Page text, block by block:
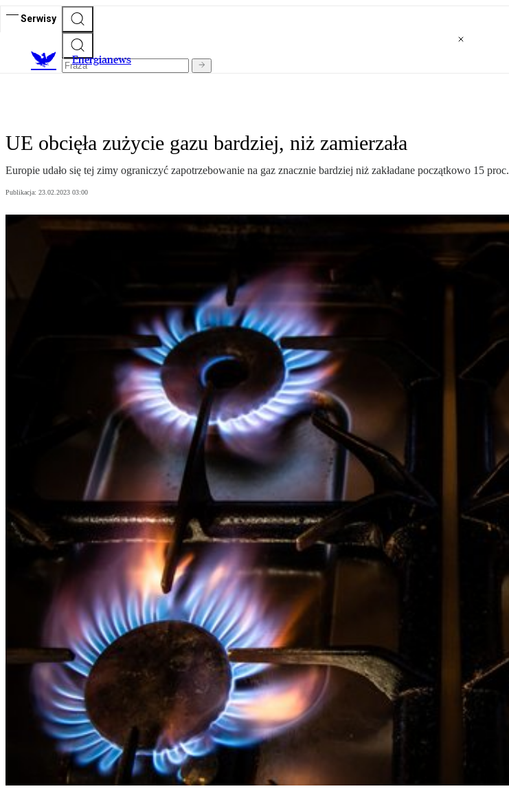
Serwisy
Energianews
UE obcięła zużycie gazu bardziej, niż zamierzała
Europie udało się tej zimy ograniczyć zapotrzebowanie na gaz znacznie bardziej niż zakładane początkowo 15
Publikacja: 23.02.2023 03:00